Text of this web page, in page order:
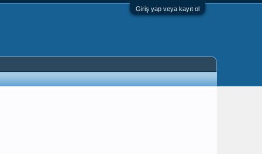
Giriş yap veya kayıt ol